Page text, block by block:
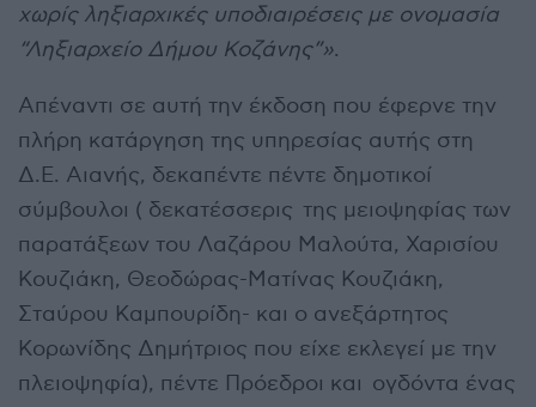
χωρίς ληξιαρχικές υποδιαιρέσεις με ονομασία
“Ληξιαρχείο Δήμου Κοζάνης”».
Απέναντι σε αυτή την έκδοση που έφερνε την
πλήρη κατάργηση της υπηρεσίας αυτής στη
Δ.Ε. Αιανής, δεκαπέντε πέντε δημοτικοί
σύμβουλοι ( δεκατέσσερις της μειοψηφίας των
παρατάξεων του Λαζάρου Μαλούτα, Χαρισίου
Κουζιάκη, Θεοδώρας-Ματίνας Κουζιάκη,
Σταύρου Καμπουρίδη- και ο ανεξάρτητος
Κορωνίδης Δημήτριος που είχε εκλεγεί με την
πλειοψηφία), πέντε Πρόεδροι και ογδόντα ένας